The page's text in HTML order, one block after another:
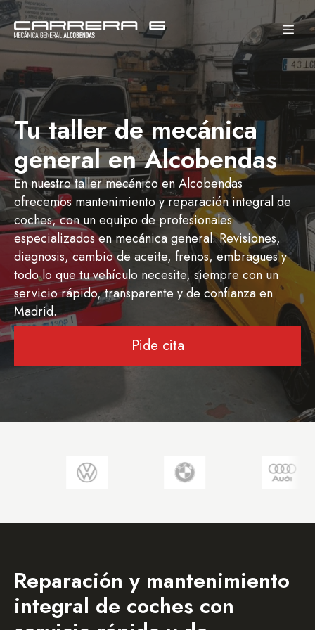
Tu taller de mecánica
general en Alcobendas
En nuestro taller mecánico en Alcobendas
ofrecemos mantenimiento y reparación integral de
coches, con un equipo de profesionales
especializados en mecánica general. Revisiones,
diagnosis, cambio de aceite, frenos, embragues y
todo lo que tu vehículo necesite, siempre con un
servicio rápido, transparente y de confianza en
Madrid.
Pide cita
Reparación y mantenimiento
integral de coches con